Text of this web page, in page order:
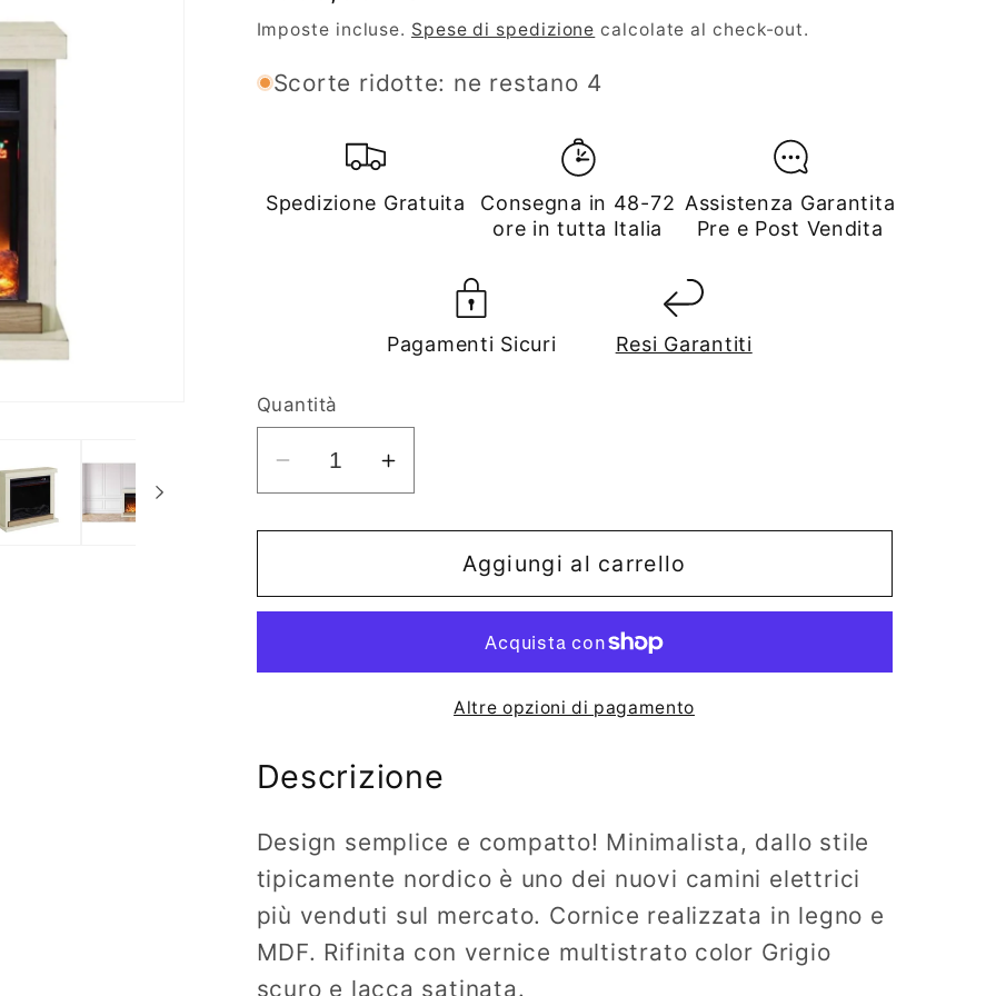
di
Imposte incluse. Spese di spedizione calcolate al check-out.
Scorte ridotte: ne restano 4
Spedizione Gratuita
Consegna in 48-72
ore in tutta Italia
Assistenza Garantita
Pre e Post Vendita
Pagamenti Sicuri Resi Garantiti
Quantità
Diminuisci
quantità
per
Avorio
Aumenta
quantità
per
Caminetto
Avorio
Pavimento
Aggiungi al carrello
Altre opzioni di pagamento
Descrizione
Design semplice e compatto! Minimalista, dallo stile
tipicamente nordico è uno dei nuovi camini elettrici
più venduti sul mercato. Cornice realizzata in legno e
MDF. Rifinita con vernice multistrato color Grigio
scuro e lacca satinata.